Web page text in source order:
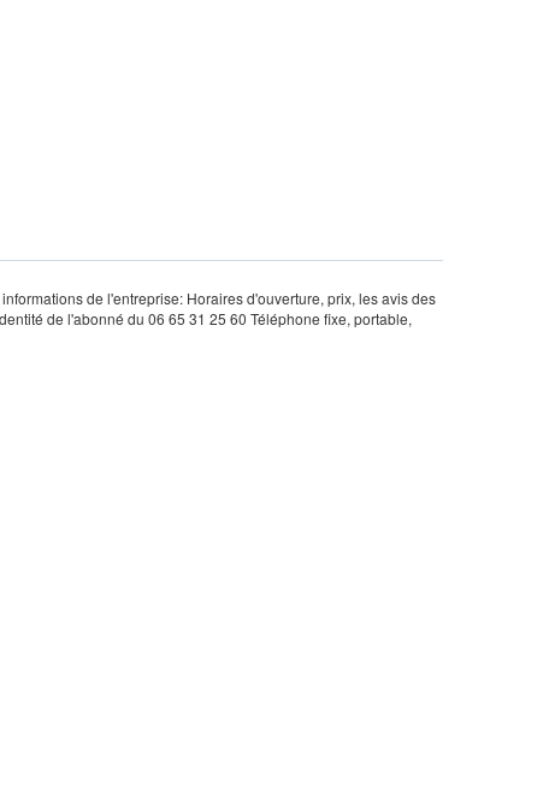
de l'entreprise: Horaires d'ouverture, prix, les avis des
de l'abonné du 06 65 31 25 60 Téléphone fixe, portable,